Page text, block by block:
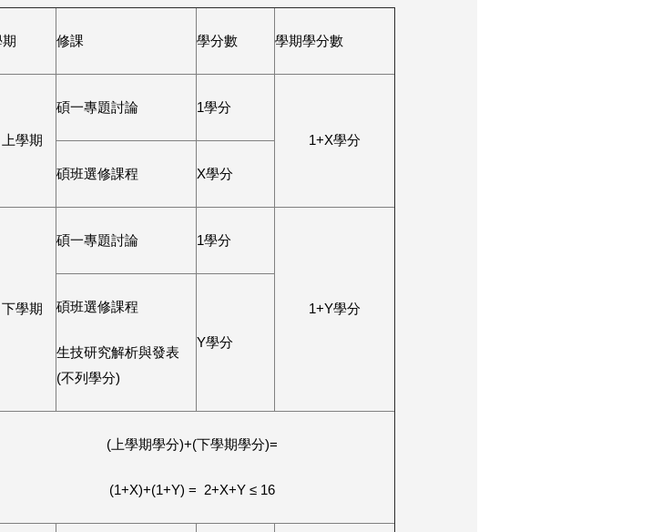
修課 學分數 學期學分數
上學期
碩一專題討論 1學分
1+X學分
碩班選修課程 X學分
下學期
碩一專題討論 1學分
1+Y學分
碩班選修課程
生技研究解析與發表
(不列學分)
Y學分
(上學期學分)+(下學期學分)=
(1+X)+(1+Y) = 2+X+Y ≤ 16